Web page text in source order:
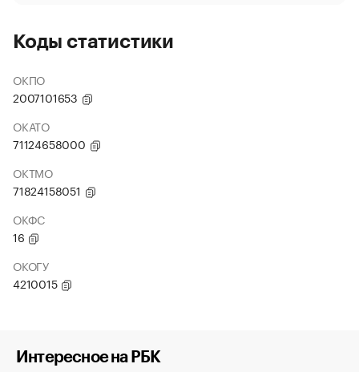
Коды статистики
ОКПО
2007101653
ОКАТО
71124658000
ОКТМО
71824158051
ОКФС
16
ОКОГУ
4210015
Интересное на РБК